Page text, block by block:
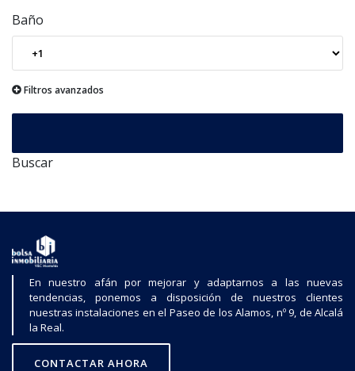
Baño
Filtros avanzados
Buscar
En nuestro afán por mejorar y adaptarnos a las nuevas
tendencias, ponemos a disposición de nuestros clientes
nuestras instalaciones en el Paseo de los Alamos, nº 9, de Alcalá
la Real.
CONTACTAR AHORA